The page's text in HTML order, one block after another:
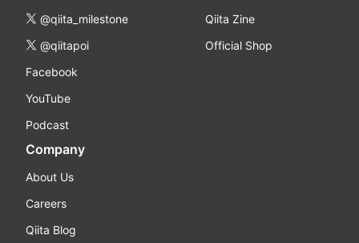
@qiita_milestone
@qiitapoi
Facebook
YouTube
Podcast
Qiita Zine
Official Shop
Company
About Us
Careers
Qiita Blog